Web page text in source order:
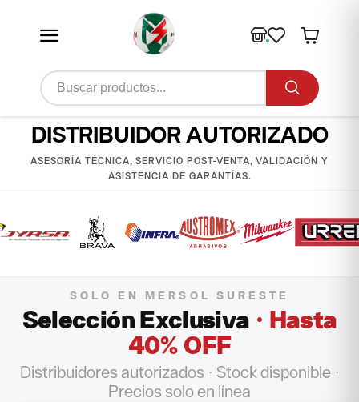
DISTRIBUIDOR AUTORIZADO
ASESORÍA TÉCNICA, SERVICIO POST-VENTA, VALIDACIÓN Y
ASISTENCIA DE GARANTÍAS.
SOLO EN MERSOL SURESTE
Selección Exclusiva · Hasta
40% OFF
Distribuidores autorizados · Stock disponible ·
Precios solo en línea